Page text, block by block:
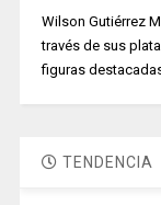
Wilson Gutiérrez
través de sus
figuras
TENDENCIA